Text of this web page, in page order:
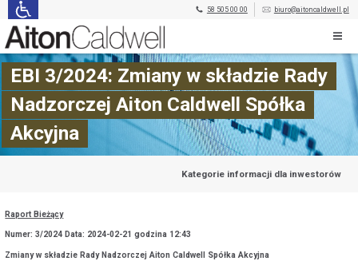
58 505 00 00 biuro@aitoncaldwell.pl
EBI 3/2024: Zmiany w składzie Rady
Nadzorczej Aiton Caldwell Spółka
Akcyjna
Kategorie informacji dla inwestorów
Raport Bieżący
Numer: 3/2024 Data: 2024-02-21 godzina 12:43
Zmiany w składzie Rady Nadzorczej Aiton Caldwell Spółka Akcyjna